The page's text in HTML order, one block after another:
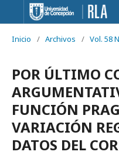
Inicio / Archivos / Vol. 58
POR ÚLTIMO
FUNCIÓN
VARIACIÓN
DATOS DEL